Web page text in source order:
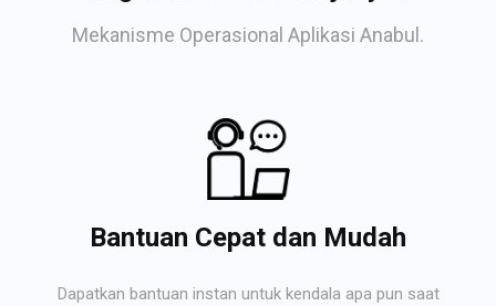
Mekanisme Operasional Aplikasi Anabul.
Bantuan Cepat dan Mudah
Dapatkan bantuan instan untuk kendala apa pun saat